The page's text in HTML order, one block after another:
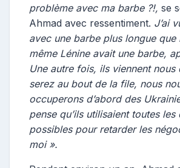
problème avec ma barbe ?!, se
Ahmad avec ressentiment. J’ai
avec une barbe plus longue
même Lénine avait une barbe,
Une autre fois, ils viennent nous
serez au bout de la file, nous
occuperons d’abord des
pense qu’ils utilisaient toutes les
possibles pour retarder les
moi ».